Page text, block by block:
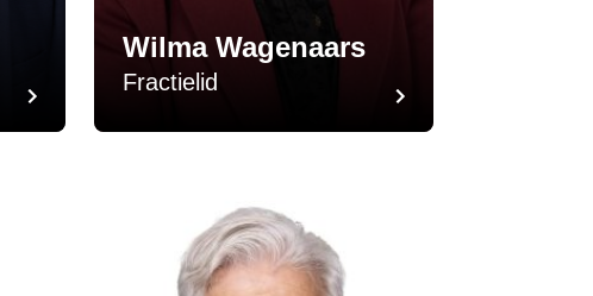
Wilma Wagenaars
Fractielid